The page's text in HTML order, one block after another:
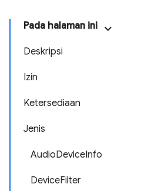
Pada halaman ini
Deskripsi
Izin
Ketersediaan
Jenis
AudioDeviceInfo
DeviceFilter